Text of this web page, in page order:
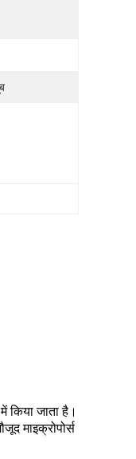
जाता है।
माइक्रोपोर्स